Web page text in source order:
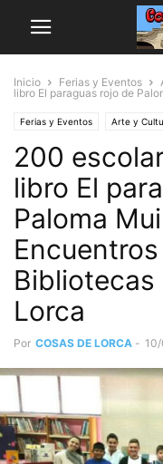
Inicio Ferias y Eventos
libro El paraguas rojo de
Ferias y Eventos Arte y
200
libro El
Paloma
Lorca
Por COSAS DE LORCA -